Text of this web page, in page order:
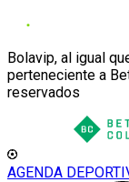
Bolavip, al igual
perteneciente a
reservados
AGENDA